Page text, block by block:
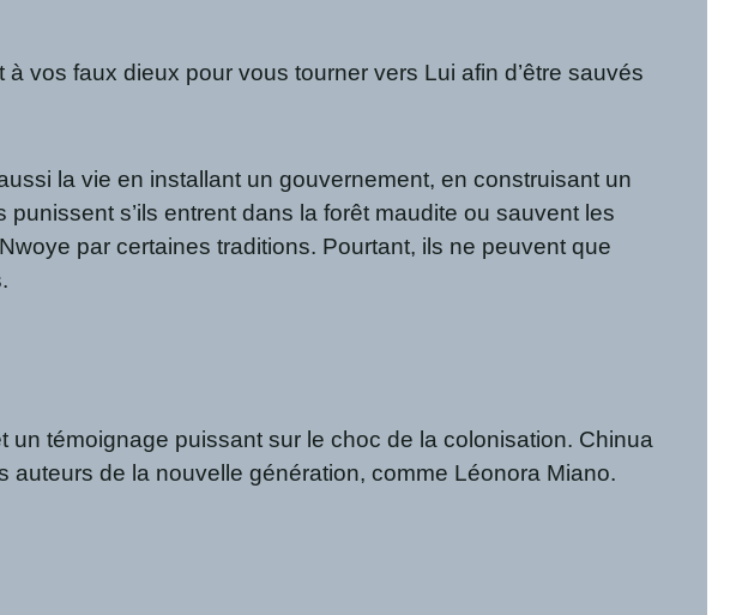
vos faux dieux pour vous tourner vers Lui afin d’être sauvés
la vie en installant un gouvernement, en construisant un
s’ils entrent dans la forêt maudite ou sauvent les
par certaines traditions. Pourtant, ils ne peuvent que
témoignage puissant sur le choc de la colonisation. Chinua
de la nouvelle génération, comme Léonora Miano.